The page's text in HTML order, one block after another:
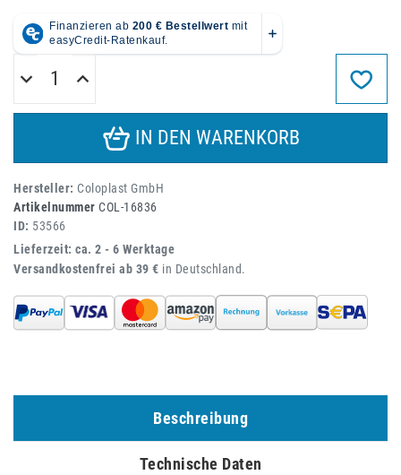
IN DEN WARENKORB
Hersteller: Coloplast GmbH
Artikelnummer COL-16836
ID: 53566
Lieferzeit: ca. 2 - 6 Werktage
Versandkostenfrei ab 39 € in Deutschland.
Beschreibung
Technische Daten